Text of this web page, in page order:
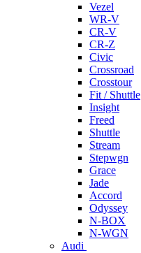
Vezel
WR-V
CR-V
CR-Z
Civic
Crossroad
Crosstour
Fit / Shuttle
Insight
Freed
Shuttle
Stream
Stepwgn
Grace
Jade
Accord
Odyssey
N-BOX
N-WGN
Audi